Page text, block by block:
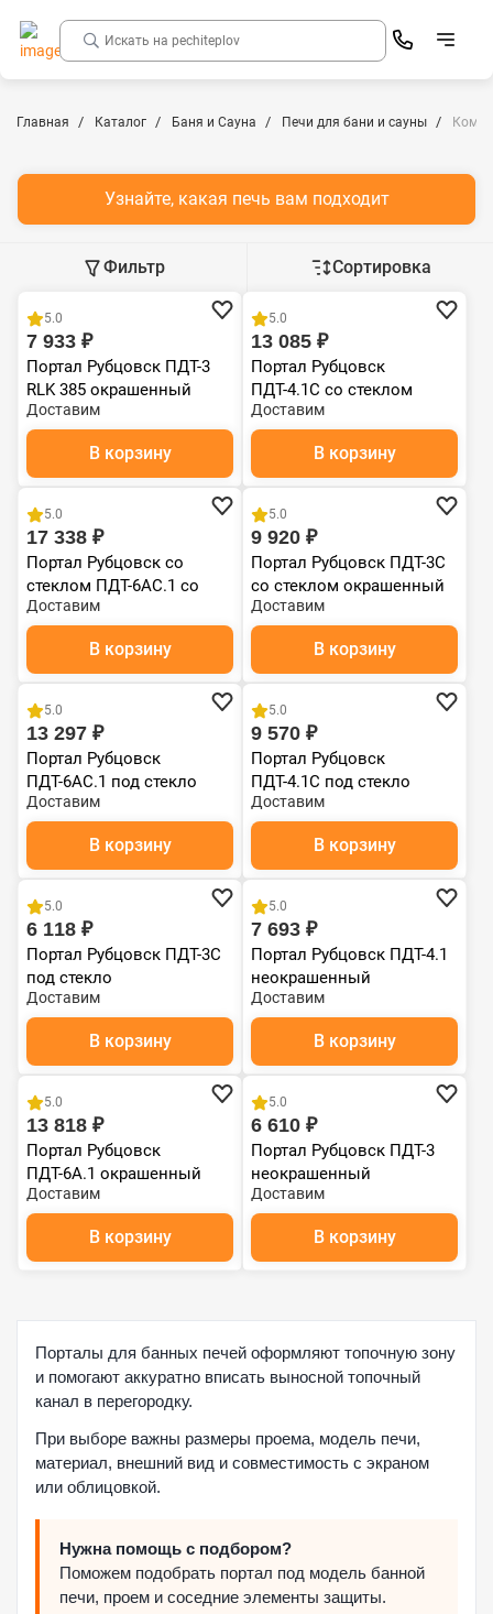
Главная Каталог Баня и Сауна Печи для бани и сауны
Узнайте, какая печь вам подходит
Фильтр Сортировка
5.0
7 933 ₽
Портал Рубцовск ПДТ-3
RLK 385 окрашенный
Доставим
В корзину
5.0
13 085 ₽
Портал Рубцовск
ПДТ-4.1С со стеклом
Доставим
В корзину
Чугун
5.0
17 338 ₽
Портал Рубцовск со
стеклом ПДТ-6АС.1 со
стеклом окрашенный
Доставим
В корзину
Чугун
5.0
9 920 ₽
Портал Рубцовск ПДТ-3С
со стеклом окрашенный
Доставим
В корзину
Чугун
5.0
13 297 ₽
Портал Рубцовск
ПДТ-6АС.1 под стекло
окрашенный
Доставим
В корзину
Чугун
5.0
9 570 ₽
Портал Рубцовск
ПДТ-4.1С под стекло
окрашенный
Доставим
В корзину
Чугун
5.0
6 118 ₽
Портал Рубцовск ПДТ-3С
под стекло
неокрашенный
Доставим
В корзину
Чугун
5.0
7 693 ₽
Портал Рубцовск ПДТ-4.1
неокрашенный
Доставим
В корзину
Чугун
5.0
13 818 ₽
Портал Рубцовск
ПДТ-6А.1 окрашенный
Доставим
В корзину
Чугун
5.0
6 610 ₽
Портал Рубцовск ПДТ-3
неокрашенный
Доставим
В корзину
Порталы для банных печей оформляют топочную зону
и помогают аккуратно вписать выносной топочный
канал в перегородку.
При выборе важны размеры проема, модель печи,
материал, внешний вид и совместимость с экраном
или облицовкой.
Нужна помощь с подбором?
Поможем подобрать портал под модель банной
печи, проем и соседние элементы защиты.